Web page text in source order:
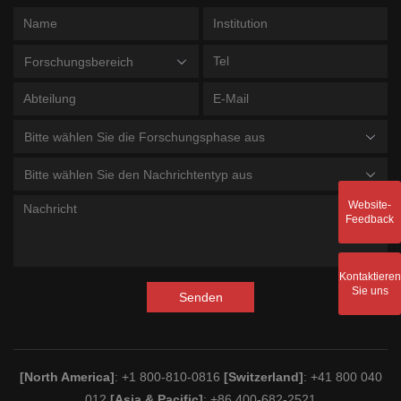
Forschungsbereich
Bitte wählen Sie die Forschungsphase aus
Bitte wählen Sie den Nachrichtentyp aus
Senden
[North America]: +1 800-810-0816 [Switzerland]: +41 800 040
Website-
Feedback
Kontaktieren
Sie uns